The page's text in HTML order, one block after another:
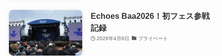
Echoes Baa2026！初フェス参戦
記録
2026年4月6日 プライベート